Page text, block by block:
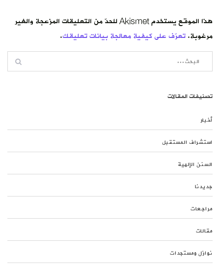
هذا الموقع يستخدم Akismet للحدّ من التعليقات المزعجة والغير
مرغوبة.تعرّف على كيفية معالجة بيانات تعليقك.
تصنيفات المقالات
أخبار
استشراف المستقبل
السنن الإلهية
جديدنا
مراجعات
مقالات
نوازل ومستجدات